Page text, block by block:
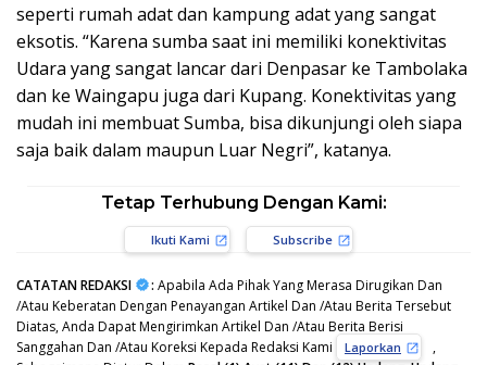
seperti rumah adat dan kampung adat yang sangat
eksotis. “Karena sumba saat ini memiliki konektivitas
Udara yang sangat lancar dari Denpasar ke Tambolaka
dan ke Waingapu juga dari Kupang. Konektivitas yang
mudah ini membuat Sumba, bisa dikunjungi oleh siapa
saja baik dalam maupun Luar Negri”, katanya.
Tetap Terhubung Dengan Kami:
Ikuti Kami Subscribe
CATATAN REDAKSI : Apabila Ada Pihak Yang Merasa Dirugikan Dan
/Atau Keberatan Dengan Penayangan Artikel Dan /Atau Berita Tersebut
Diatas, Anda Dapat Mengirimkan Artikel Dan /Atau Berita Berisi
Sanggahan Dan /Atau Koreksi Kepada Redaksi Kami
Laporkan
,